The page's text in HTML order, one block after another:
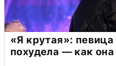
«Я крутая»:
похудела — как